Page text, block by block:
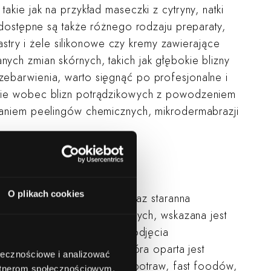
O plikach cookies
i analizować
społecznościowym,
jak na przykład maseczki z cytryny, natki
są także różnego rodzaju preparaty,
i żele silikonowe czy kremy zawierające
zmian skórnych, takich jak głębokie blizny
warto sięgnąć po profesjonalne i
wobec blizn potrądzikowych z powodzeniem
peelingów chemicznych, mikrodermabrazji
leczenie trądziku oraz staranna
defektów skórnych, wskazana jest
diagnostyki i podjęcia
o zbilansowaną dietę, która oparta jest
ostrych, a także tłustych potraw, fast foodów,